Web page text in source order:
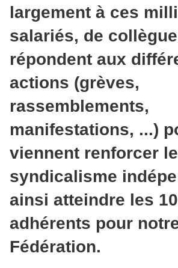
largement à ces
salariés, de
répondent aux
actions (grèves,
rassemblements,
manifestations, ...)
viennent renforcer le
syndicalisme
ainsi atteindre les
adhérents pour
Fédération.